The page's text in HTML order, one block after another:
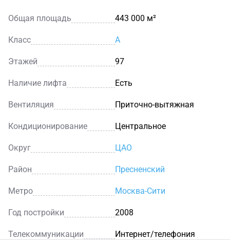
Общая площадь 443 000 м²
Класс A
Этажей 97
Наличие лифта Есть
Вентиляция Приточно-вытяжная
Кондиционирование Центральное
Округ ЦАО
Район Пресненский
Метро Москва-Сити
Год постройки 2008
Телекоммуникации Интернет/телефония